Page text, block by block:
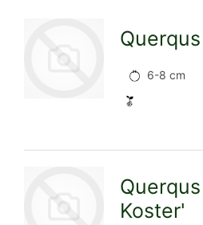
Detailseite
6-8 cm
Koster'